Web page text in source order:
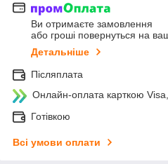
Ви отримаєте замовлення
або гроші повернуться на
Детальніше
Післяплата
Онлайн-оплата карткою
Готівкою
Всі умови оплати